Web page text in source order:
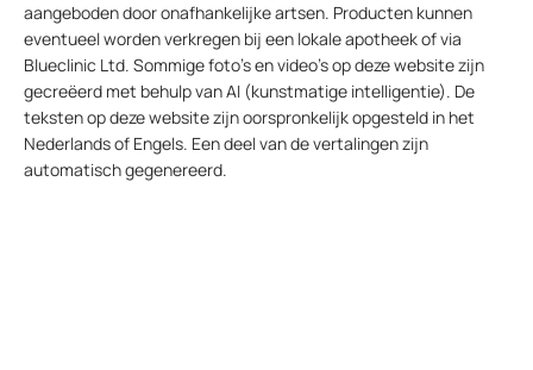
aangeboden door onafhankelijke artsen. Producten kunnen
eventueel worden verkregen bij een lokale apotheek of via
Blueclinic Ltd. Sommige foto’s en video’s op deze website zijn
gecreëerd met behulp van AI (kunstmatige intelligentie). De
teksten op deze website zijn oorspronkelijk opgesteld in het
Nederlands of Engels. Een deel van de vertalingen zijn
automatisch gegenereerd.